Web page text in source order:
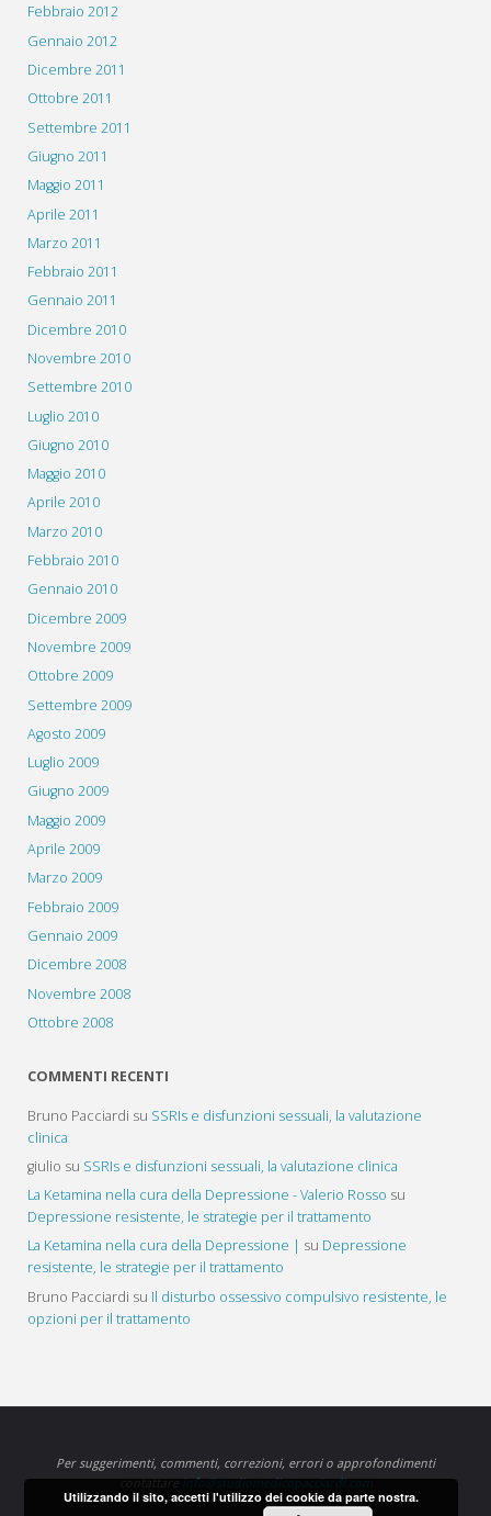
Febbraio 2012
Gennaio 2012
Dicembre 2011
Ottobre 2011
Settembre 2011
Giugno 2011
Maggio 2011
Aprile 2011
Marzo 2011
Febbraio 2011
Gennaio 2011
Dicembre 2010
Novembre 2010
Settembre 2010
Luglio 2010
Giugno 2010
Maggio 2010
Aprile 2010
Marzo 2010
Febbraio 2010
Gennaio 2010
Dicembre 2009
Novembre 2009
Ottobre 2009
Settembre 2009
Agosto 2009
Luglio 2009
Giugno 2009
Maggio 2009
Aprile 2009
Marzo 2009
Febbraio 2009
Gennaio 2009
Dicembre 2008
Novembre 2008
Ottobre 2008
COMMENTI RECENTI
Bruno Pacciardi su SSRIs e disfunzioni sessuali, la valutazione
clinica
giulio su SSRIs e disfunzioni sessuali, la valutazione clinica
La Ketamina nella cura della Depressione - Valerio Rosso su
Depressione resistente, le strategie per il trattamento
La Ketamina nella cura della Depressione |
su Depressione
resistente, le strategie per il trattamento
Bruno Pacciardi su Il disturbo ossessivo compulsivo resistente, le
opzioni per il trattamento
Per suggerimenti, commenti, correzioni, errori o approfondimenti
contattareinfo@studiomedicopacciardi.com
Utilizzando il sito, accetti l'utilizzo dei cookie da parte nostra.